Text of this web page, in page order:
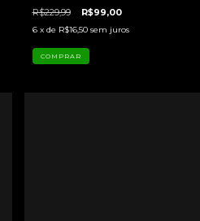
R$229,99 R$99,00
6 x de R$16,50 sem juros
COMPRAR